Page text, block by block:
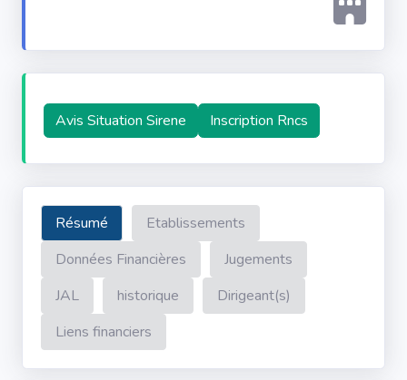
Avis Situation Sirene Inscription Rncs
Résumé
Etablissements
Données Financières
Jugements
JAL
historique
Dirigeant(s)
Liens financiers